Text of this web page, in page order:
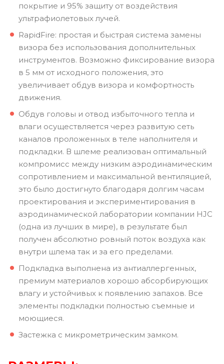
покрытие и 95% защиту от воздействия
ультрафиолетовых лучей.
RapidFire: простая и быстрая система замены
визора без использования дополнительных
инструментов. Возможно фиксирование визора
в 5 мм от исходного положения, это
увеличивает обдув визора и комфортность
движения.
Обдув головы и отвод избыточного тепла и
влаги осуществляется через развитую сеть
каналов проложенных в теле наполнителя и
подкладки. В шлеме реализован оптимальный
компромисс между низким аэродинамическим
сопротивлением и максимальной вентиляцией,
это было достигнуто благодаря долгим часам
проектирования и экспериментирования в
аэродинамической лаборатории компании HJC
(одна из лучших в мире), в результате был
получен абсолютно ровный поток воздуха как
внутри шлема так и за его пределами.
Подкладка выполнена из антиаллергенных,
премиум материалов хорошо абсорбирующих
влагу и устойчивых к появлению запахов. Все
элементы подкладки полностью съемные и
моющиеся.
Застежка с микрометрическим замком.